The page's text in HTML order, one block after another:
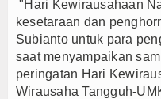
"Hari Kewirausahaan
kesetaraan dan
Subianto untuk para
saat menyampaikan
peringatan Hari
Wirausaha Tangguh-